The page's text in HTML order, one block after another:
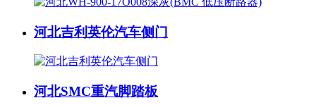
河北吉利英伦汽车侧门
河北SMC重汽脚踏板